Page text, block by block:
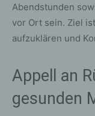
Abendstunden
vor Ort sein. Ziel
aufzuklären und
Appell an
gesunden